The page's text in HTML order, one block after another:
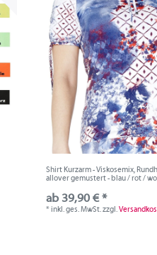
Shirt Kurzarm - Viskosemix,
allover gemustert - blau / rot /
ab 39,90 € *
*inkl. ges. MwSt.zzgl.